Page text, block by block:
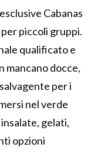
Cabanas
piccoli gruppi.
qualificato e
mancano docce,
per i
nel verde
gelati,
opzioni